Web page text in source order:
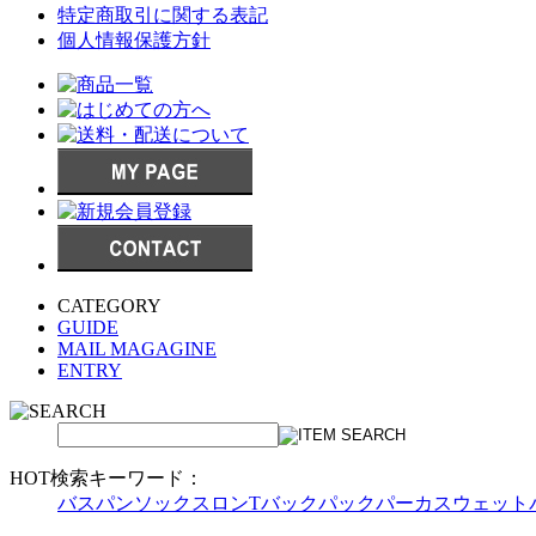
特定商取引に関する表記
個人情報保護方針
CATEGORY
GUIDE
MAIL MAGAGINE
ENTRY
HOT検索キーワード：
バスパンソックス ロンTバックパックパーカ スウェット